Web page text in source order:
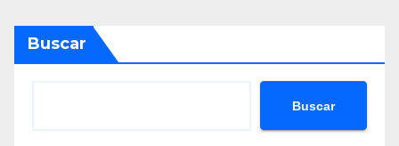
Buscar
Buscar